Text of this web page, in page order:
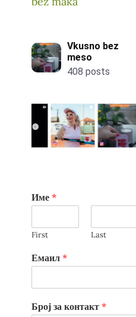
Име *
First Last
Емаил *
Број за контакт *